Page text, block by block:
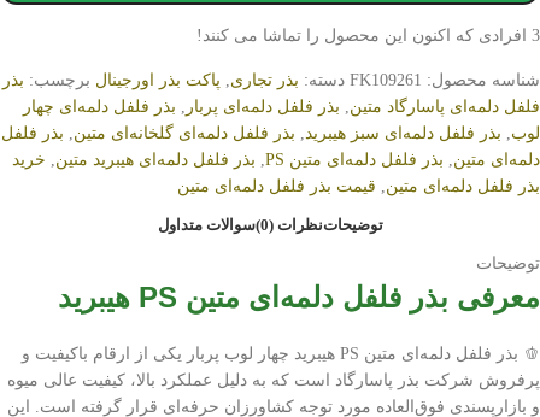
3 افرادی که اکنون این محصول را تماشا می کنند!
شناسه محصول: FK109261 دسته: بذر تجاری پاکت بذر اورجینال برچسب: بذر
فلفل دلمه‌ای پاسارگاد متین
بذر فلفل دلمه‌ای پربار
بذر فلفل دلمه‌ای چهار
لوب
بذر فلفل دلمه‌ای سبز هیبرید بذر فلفل دلمه‌ای گلخانه‌ای متین
بذر فلفل
دلمه‌ای متین
بذر فلفل دلمه‌ای متین PS بذر فلفل دلمه‌ای هیبرید متین
خرید
بذر فلفل دلمه‌ای متین
قیمت بذر فلفل دلمه‌ای متین
توضیحاتنظرات (0) سوالات متداول
توضیحات
معرفی بذر فلفل دلمه‌ای متین PS هیبرید
🫑 بذر فلفل دلمه‌ای متین PS هیبرید چهار لوب پربار
یکی از ارقام باکیفیت و
پرفروش شرکت بذر پاسارگاد است که به دلیل عملکرد بالا، کیفیت عالی میوه
و بازارپسندی فوق‌العاده مورد توجه کشاورزان حرفه‌ای قرار گرفته است. این